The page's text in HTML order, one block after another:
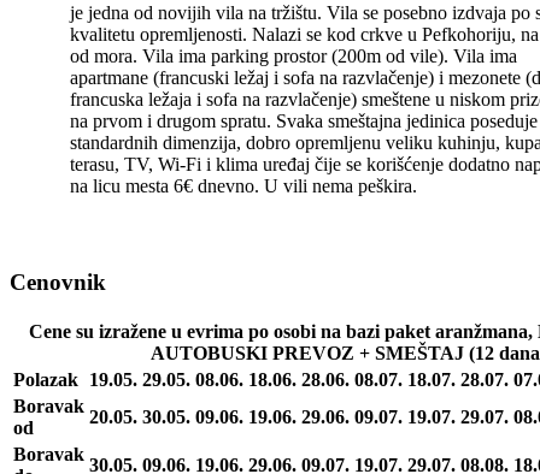
je jedna od novijih vila na tržištu. Vila se posebno izdvaja po
kvalitetu opremljenosti. Nalazi se kod crkve u Pefkohoriju,
od mora. Vila ima parking prostor (200m od vile). Vila ima
apartmane (francuski ležaj i sofa na razvlačenje) i mezonete
francuska ležaja i sofa na razvlačenje) smeštene u niskom
na prvom i drugom spratu. Svaka smeštajna jedinica
standardnih dimenzija, dobro opremljenu veliku kuhinju,
terasu, TV, Wi-Fi i klima uređaj čije se korišćenje dodatno
na licu mesta 6€ dnevno. U vili nema peškira.
Cenovnik
Cene su izražene u evrima po osobi na bazi paket
AUTOBUSKI PREVOZ + SMEŠTAJ (12
Polazak 19.05. 29.05. 08.06. 18.06. 28.06. 08.07. 18.07. 28.07.
Boravak
od
20.05. 30.05. 09.06. 19.06. 29.06. 09.07. 19.07. 29.07.
Boravak
30.05. 09.06. 19.06. 29.06. 09.07. 19.07. 29.07. 08.08.